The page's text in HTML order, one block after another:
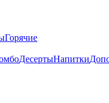
Горячие
ДесертыНапитки